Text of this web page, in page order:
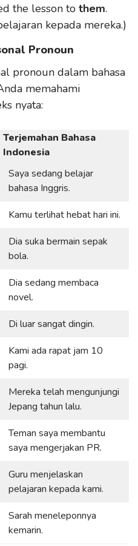
the lesson to them.
kepada mereka.)
Pronoun
pronoun dalam bahasa
memahami
nyata:
Terjemahan Bahasa
Indonesia
Saya sedang belajar
bahasa Inggris.
Kamu terlihat hebat hari ini.
Dia suka bermain sepak
bola.
Dia sedang membaca
novel.
Di luar sangat dingin.
Kami ada rapat jam 10
pagi.
Mereka telah mengunjungi
Jepang tahun lalu.
Teman saya membantu
saya mengerjakan PR.
Guru menjelaskan
pelajaran kepada kami.
Sarah meneleponnya
kemarin.